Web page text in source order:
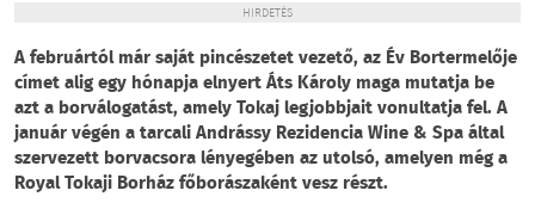
HIRDETÉS
A februártól már saját pincészetet vezető, az Év Bortermelője
címet alig egy hónapja elnyert Áts Károly maga mutatja be
azt a borválogatást, amely Tokaj legjobbjait vonultatja fel. A
január végén a tarcali Andrássy Rezidencia Wine & Spa által
szervezett borvacsora lényegében az utolsó, amelyen még a
Royal Tokaji Borház főborászaként vesz részt.